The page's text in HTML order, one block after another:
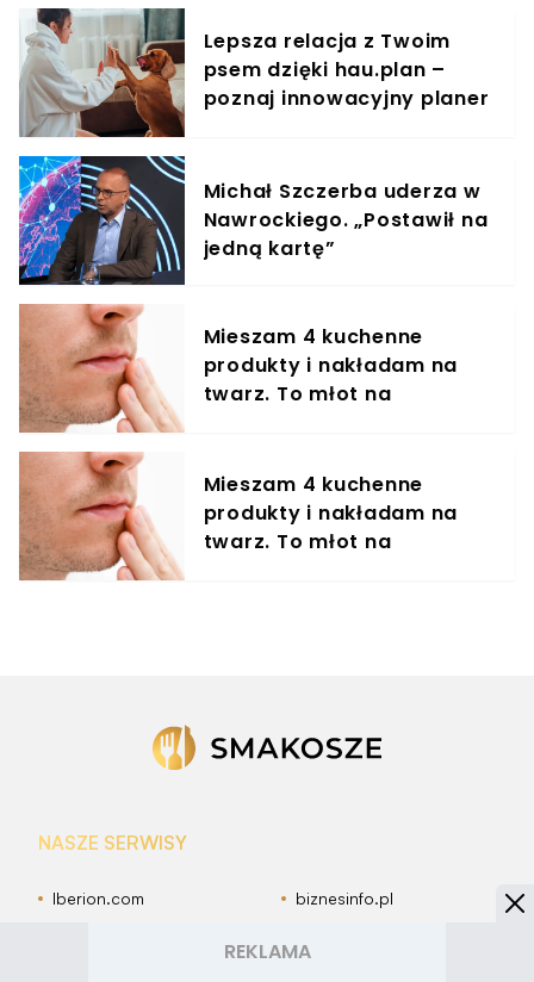
Lepsza relacja z Twoim
psem dzięki hau.plan –
poznaj innowacyjny planer
Michał Szczerba uderza w
Nawrockiego. „Postawił na
jedną kartę”
Mieszam 4 kuchenne
produkty i nakładam na
twarz. To młot na
Mieszam 4 kuchenne
produkty i nakładam na
twarz. To młot na
NASZE SERWISY
Iberion.com
biznesinfo.pl